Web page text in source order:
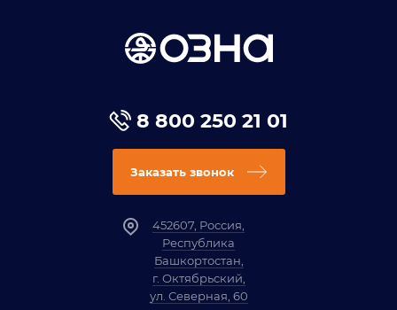
8 800 250 21 01
Заказать звонок
452607, Россия,
Республика
Башкортостан,
г. Октябрьский,
ул. Северная, 60